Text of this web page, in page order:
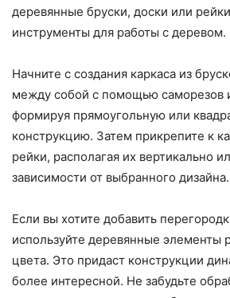
деревянные бруски, доски или
инструменты для работы с деревом.
Начните с создания каркаса из
между собой с помощью саморезов
формируя прямоугольную или
конструкцию. Затем прикрепите к
рейки, располагая их вертикально
зависимости от выбранного дизайна.
Если вы хотите добавить
используйте деревянные элементы
цвета. Это придаст конструкции
более интересной. Не забудьте